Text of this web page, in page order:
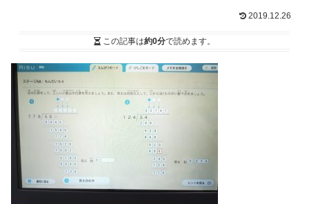
2019.12.26
この記事は約0分で読めます。